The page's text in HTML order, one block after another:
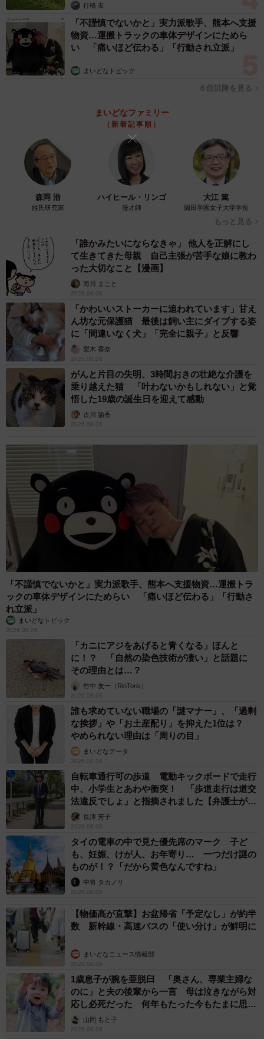
行橋 友
「不謹慎でないかと」実力派歌手、熊本へ支援
物資…運搬トラックの車体デザインにためら
い 「痛いほど伝わる」「行動され立派」
まいどなトピック
６位以降を見る
まいどなファミリー
（新着記事順）
森岡 浩
姓氏研究家
ハイヒール・リンゴ
漫才師
大江 篤
園田学園女子大学学長
もっと見る
「誰かみたいにならなきゃ」 他人を正解にし
て生きてきた母親 自己主張が苦手な娘に教わ
った大切なこと【漫画】
海川 まこと
2026.08.06
「かわいいストーカーに追われています」甘え
ん坊な元保護猫 最後は飼い主にダイブする姿
に「間違いなく犬」「完全に親子」と反響
梨木 香奈
2026.08.06
がんと片目の失明、3時間おきの壮絶な介護を
乗り越えた猫 「叶わないかもしれない」と覚
悟した19歳の誕生日を迎えて感動
古川 諭香
2026.08.06
「不謹慎でないかと」実力派歌手、熊本へ支援物資…運搬トラ
ックの車体デザインにためらい 「痛いほど伝わる」「行動さ
れ立派」
まいどなトピック
2026.08.06
「カニにアジをあげると青くなる」ほんと
に！？ 「自然の染色技術が凄い」と話題に
その理由とは…？
竹中 友一（RinToris）
2026.08.06
誰も求めていない職場の「謎マナー」、「過剰
な挨拶」や「お土産配り」を抑えた1位は？
やめられない理由は「周りの目」
まいどなデータ
2026.08.06
自転車通行可の歩道 電動キックボードで走行
中、小学生とあわや衝突！ 「歩道走行は道交
法違反でしょ」と指摘されました【弁護士が解
説】長澤 芳子
2026.08.06
タイの電車の中で見た優先席のマーク 子ど
も、妊娠、けが人、お年寄り… 一つだけ謎の
ものが！？「だから黄色なんですね」
中将 タカノリ
2026.08.06
【物価高が直撃】お盆帰省「予定なし」が約半
数 新幹線・高速バスの「使い分け」が鮮明に
まいどなニュース情報部
2026.08.06
1歳息子が腕を亜脱臼 「奥さん、専業主婦な
のに」と夫の後輩から一言 母は泣きながら対
応し必死だった 何年もたった今もたまに思い
出し…山岡 もと子
2026.08.06